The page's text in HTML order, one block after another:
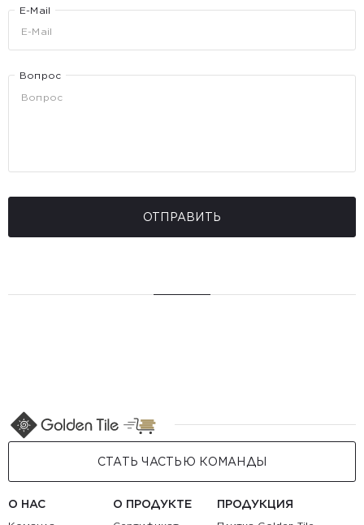
E-Mail
Вопрос
ОТПРАВИТЬ
СТАТЬ ЧАСТЬЮ КОМАНДЫ
О НАС О ПРОДУКТЕ ПРОДУКЦИЯ